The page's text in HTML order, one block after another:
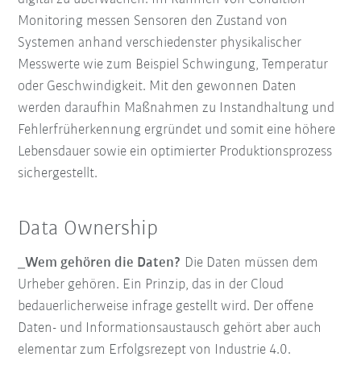
Monitoring messen Sensoren den Zustand von
Systemen anhand verschiedenster physikalischer
Messwerte wie zum Beispiel Schwingung, Temperatur
oder Geschwindigkeit. Mit den gewonnen Daten
werden daraufhin Maßnahmen zu Instandhaltung und
Fehlerfrüherkennung ergründet und somit eine höhere
Lebensdauer sowie ein optimierter Produktionsprozess
sichergestellt.
Data Ownership
_Wem gehören die Daten? Die Daten müssen dem
Urheber gehören. Ein Prinzip, das in der Cloud
bedauerlicherweise infrage gestellt wird. Der offene
Daten- und Informationsaustausch gehört aber auch
elementar zum Erfolgsrezept von Industrie 4.0.